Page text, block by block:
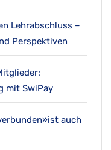
Lehrabschluss –
Perspektiven
mit SwiPay
auch